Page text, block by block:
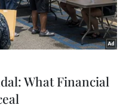
What Financial